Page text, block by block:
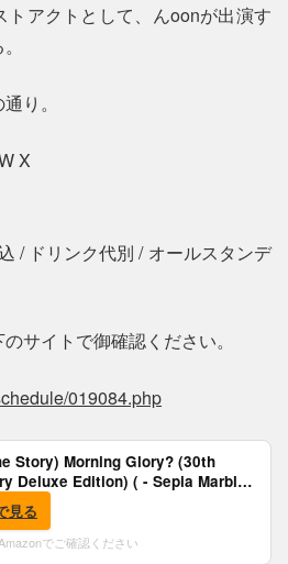
アクトとして、んoonが出演す
り。
X
/ ドリンク代別 / オールスタンデ
サイトで御確認ください。
019084.php
Story) Morning Glory? (30th
Deluxe Edition) ( - Sepia Marble
見る
でご確認ください